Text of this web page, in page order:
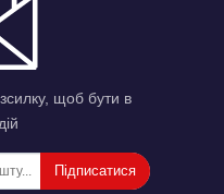
щоб бути в
Підписатися